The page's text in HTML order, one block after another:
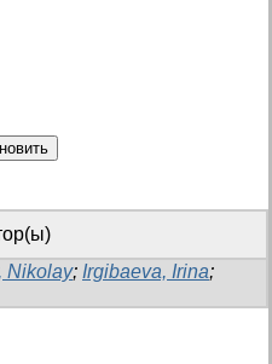
Nikolay; Irgibaeva, Irina;